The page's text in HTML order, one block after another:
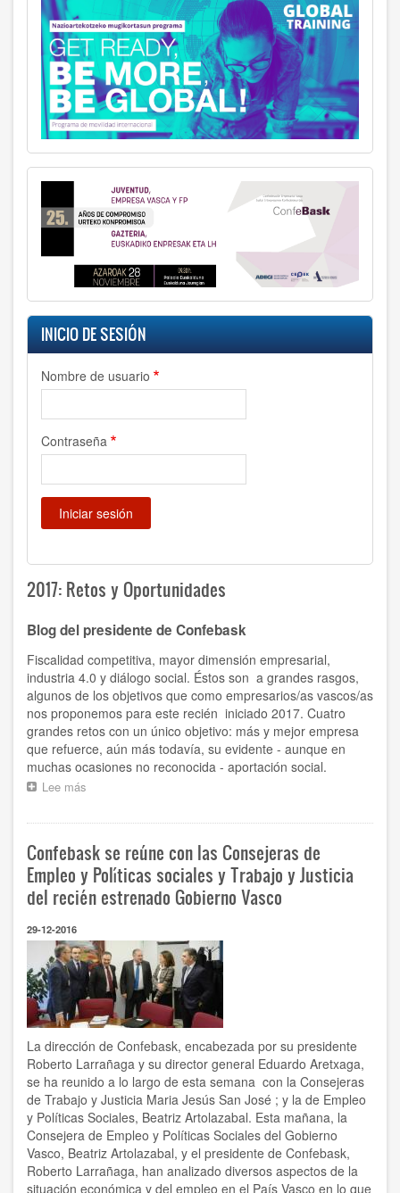
INICIO DE SESIÓN
Nombre de usuario
Contraseña
2017: Retos y Oportunidades
Blog del presidente de Confebask
Fiscalidad competitiva, mayor dimensión empresarial,
industria 4.0 y diálogo social. Éstos son a grandes rasgos,
algunos de los objetivos que como empresarios/as vascos/as
nos proponemos para este recién iniciado 2017. Cuatro
grandes retos con un único objetivo: más y mejor empresa
que refuerce, aún más todavía, su evidente - aunque en
muchas ocasiones no reconocida - aportación social.
Lee más
Oportunidades
Confebask se reúne con las Consejeras de
Empleo y Políticas sociales y Trabajo y Justicia
del recién estrenado Gobierno Vasco
29-12-2016
La dirección de Confebask, encabezada por su presidente
Roberto Larrañaga y su director general Eduardo Aretxaga,
se ha reunido a lo largo de esta semana con la Consejeras
de Trabajo y Justicia Maria Jesús San José ; y la de Empleo
y Políticas Sociales, Beatriz Artolazabal. Esta mañana, la
Consejera de Empleo y Políticas Sociales del Gobierno
Vasco, Beatriz Artolazabal, y el presidente de Confebask,
Roberto Larrañaga, han analizado diversos aspectos de la
situación económica y del empleo en el País Vasco en lo que